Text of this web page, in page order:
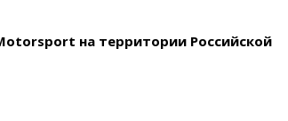
на территории Российской